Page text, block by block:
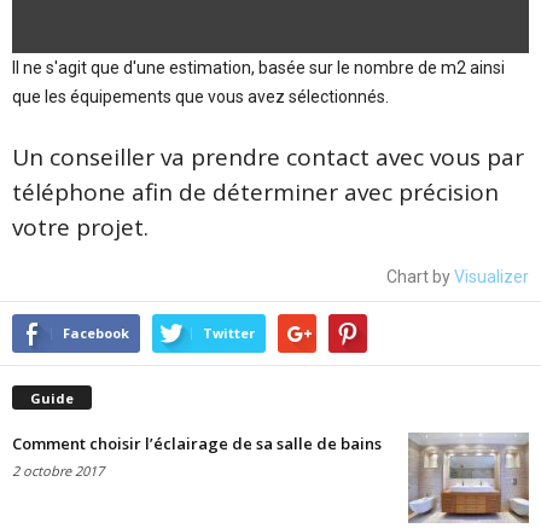
Il ne s'agit que d'une estimation, basée sur le nombre de m2 ainsi
que les équipements que vous avez sélectionnés.
Un conseiller va prendre contact avec vous par
téléphone afin de déterminer avec précision
votre projet.
Chart byVisualizer
Facebook Twitter
Guide
Comment choisir l’éclairage de sa salle de bains
2 octobre 2017